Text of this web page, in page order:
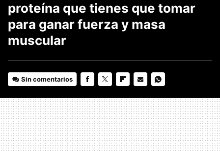
proteína que tienes que tomar
para ganar fuerza y masa
muscular
Sin comentarios
MAIL